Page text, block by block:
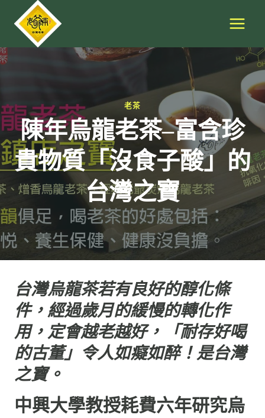
content
老茶
陳年烏龍老茶–富含珍
貴物質「沒食子酸」的
台灣之寶
台灣烏龍茶若有良好的醇化條
件，經過歲月的緩慢的轉化作
用，定會越老越好，「耐存好喝
的古董」令人如癡如醉！是台灣
之寶。
中興大學教授耗費六年研究烏